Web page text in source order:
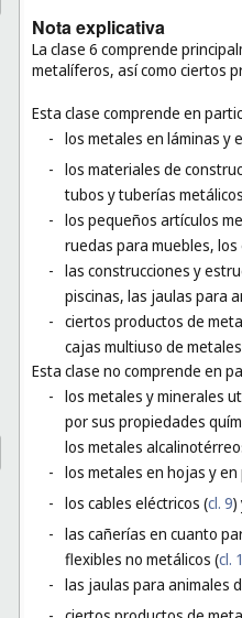
Nota explicativa
La clase 6 comprende
metalíferos, así como ciertos
Esta clase comprende en
- los metales en láminas y
- los materiales de
tubos y tuberías
- los pequeños artículos
ruedas para muebles,
- las construcciones y
piscinas, las jaulas para
- ciertos productos de
cajas multiuso de
Esta clase no comprende en
- los metales y minerales
por sus propiedades
los metales
- los metales en hojas y
- los cables eléctricos (cl. 9)
- las cañerías en cuanto
flexibles no metálicos (cl.
- las jaulas para animales